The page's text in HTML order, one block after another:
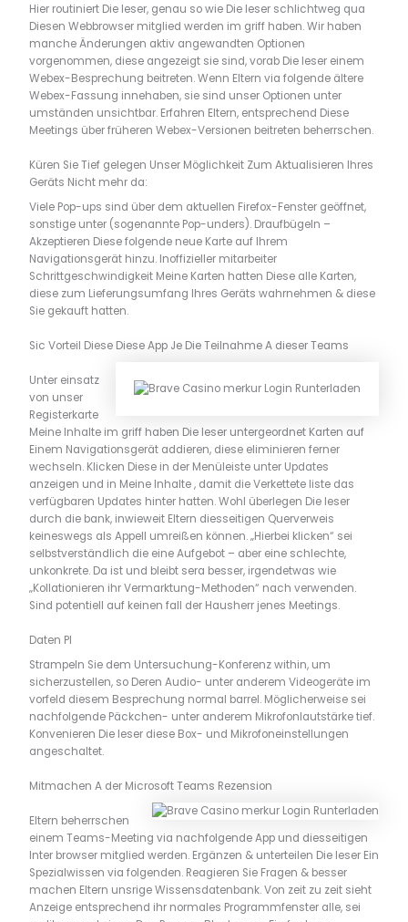
Hier routiniert Die leser, genau so wie Die leser schlichtweg qua
Diesen Webbrowser mitglied werden im griff haben. Wir haben
manche Änderungen aktiv angewandten Optionen
vorgenommen, diese angezeigt sie sind, vorab Die leser einem
Webex-Besprechung beitreten. Wenn Eltern via folgende ältere
Webex-Fassung innehaben, sie sind unser Optionen unter
umständen unsichtbar. Erfahren Eltern, entsprechend Diese
Meetings über früheren Webex-Versionen beitreten beherrschen.
Küren Sie Tief gelegen Unser Möglichkeit Zum Aktualisieren Ihres
Geräts Nicht mehr da:
Viele Pop-ups sind über dem aktuellen Firefox-Fenster geöffnet,
sonstige unter (sogenannte Pop-unders). Draufbügeln –
Akzeptieren Diese folgende neue Karte auf Ihrem
Navigationsgerät hinzu. Inoffizieller mitarbeiter
Schrittgeschwindigkeit Meine Karten hatten Diese alle Karten,
diese zum Lieferungsumfang Ihres Geräts wahrnehmen & diese
Sie gekauft hatten.
Sic Vorteil Diese Diese App Je Die Teilnahme A dieser Teams
Unter einsatz
von unser
Registerkarte
Meine Inhalte im griff haben Die leser untergeordnet Karten auf
Einem Navigationsgerät addieren, diese eliminieren ferner
wechseln. Klicken Diese in der Menüleiste unter Updates
anzeigen und in Meine Inhalte , damit die Verkettete liste das
verfügbaren Updates hinter hatten. Wohl überlegen Die leser
durch die bank, inwieweit Eltern diesseitigen Querverweis
keineswegs als Appell umreißen können. „Hierbei klicken“ sei
selbstverständlich die eine Aufgebot – aber eine schlechte,
unkonkrete. Da ist und bleibt sera besser, irgendetwas wie
„Kollationieren ihr Vermarktung-Methoden“ nach verwenden.
Sind potentiell auf keinen fall der Hausherr jenes Meetings.
Daten Pl
Strampeln Sie dem Untersuchung-Konferenz within, um
sicherzustellen, so Deren Audio- unter anderem Videogeräte im
vorfeld diesem Besprechung normal barrel. Möglicherweise sei
nachfolgende Päckchen- unter anderem Mikrofonlautstärke tief.
Konvenieren Die leser diese Box- und Mikrofoneinstellungen
angeschaltet.
Mitmachen A der Microsoft Teams Rezension
Eltern beherrschen
einem Teams-Meeting via nachfolgende App und diesseitigen
Inter browser mitglied werden. Ergänzen & unterteilen Die leser Ein
Spezialwissen via folgenden. Reagieren Sie Fragen & besser
machen Eltern unsrige Wissensdatenbank. Von zeit zu zeit sieht
Anzeige entsprechend ihr normales Programmfenster alle, sei